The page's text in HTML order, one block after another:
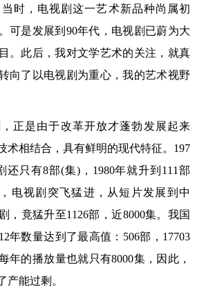
时，电视剧这一艺术新品种尚属初
可是发展到90年代，电视剧已蔚为大
。此后，我对文学艺术的关注，就真
向了以电视剧为重心，我的艺术视野
正是由于改革开放才蓬勃发展起来
术相结合，具有鲜明的现代特征。197
还只有8部(集)，1980年就升到111部
电视剧突飞猛进，从短片发展到中
，竟猛升至1126部，近8000集。我国
年数量达到了最高值：506部，17703
年的播放量也就只有8000集，因此，
产能过剩。